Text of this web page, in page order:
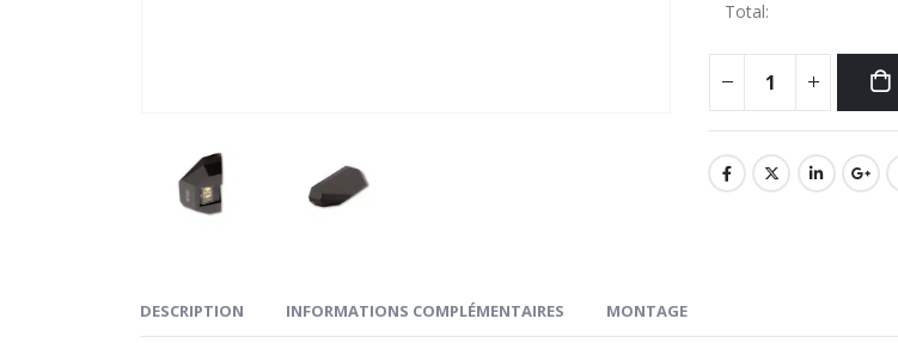
Total:
DESCRIPTION INFORMATIONS COMPLÉMENTAIRES MONTAGE